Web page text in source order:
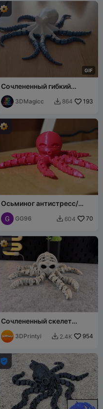
GIF
Сочлененный гибкий
осьминог, печатается
целиком
3DMagicc  864 193
Осьминог антистресс/
подвижный
GG96  604 70
Сочлененный скелет
осьминога
3DPrintyi  2.4K 954
